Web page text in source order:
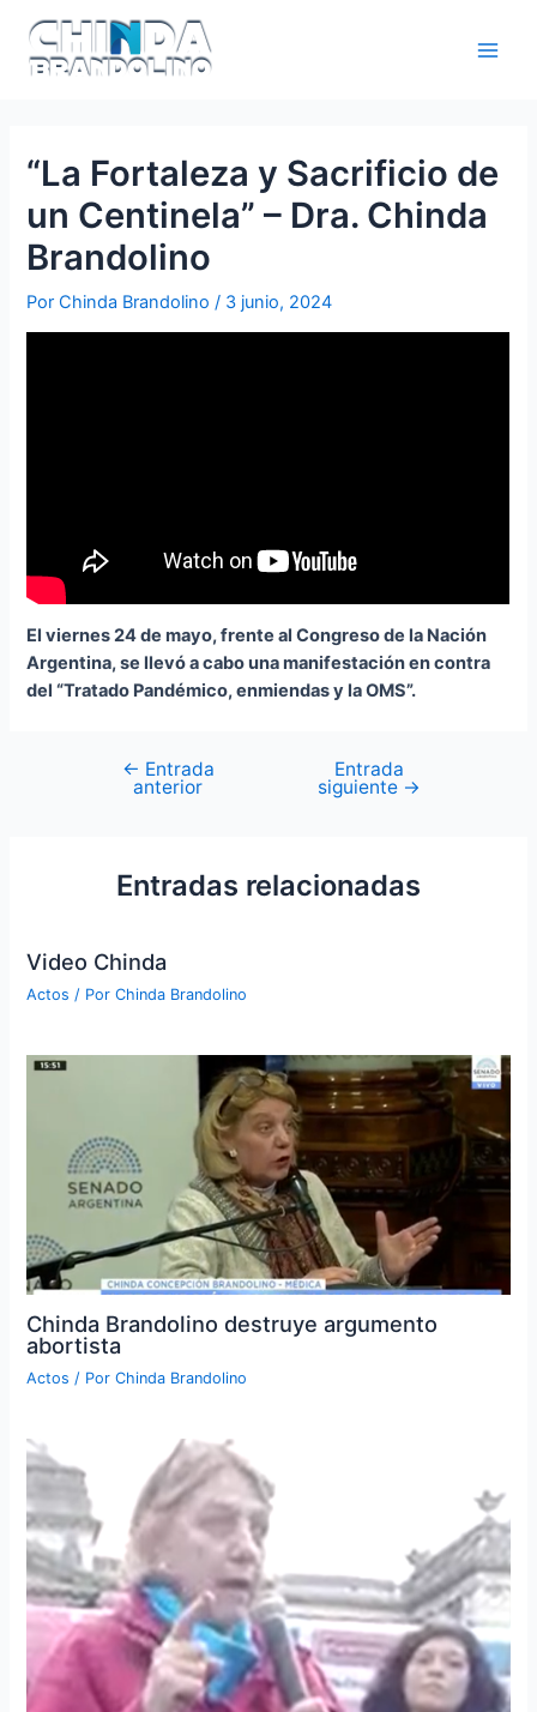
“La Fortaleza y Sacrificio de
un Centinela” – Dra. Chinda
Brandolino
PorChinda Brandolino/ 3 junio, 2024
El viernes 24 de mayo, frente al Congreso de la Nación
Argentina, se llevó a cabo una manifestación en contra
del “Tratado Pandémico, enmiendas y la OMS”.
← Entrada
anterior
Entrada
siguiente →
Entradas relacionadas
Video Chinda
Actos / PorChinda Brandolino
Chinda Brandolino destruye argumento
abortista
Actos / PorChinda Brandolino